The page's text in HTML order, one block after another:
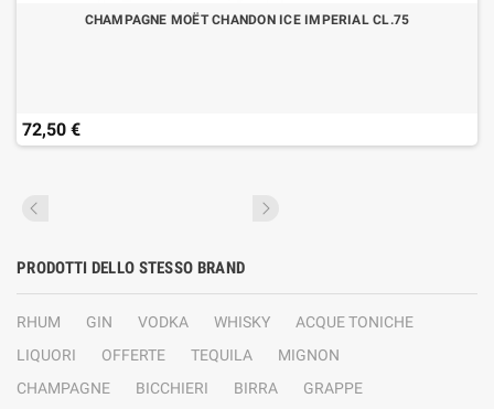
CHAMPAGNE MOËT CHANDON ICE IMPERIAL CL.75
72,50 €
PRODOTTI DELLO STESSO BRAND
RHUM GIN VODKA WHISKY
ACQUE TONICHE
LIQUORI
OFFERTE TEQUILA
MIGNON
CHAMPAGNE
BICCHIERI BIRRA
GRAPPE